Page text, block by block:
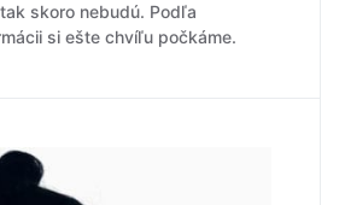
skoro nebudú. Podľa
si ešte chvíľu počkáme.